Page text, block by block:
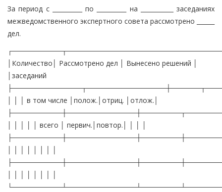
За период с __________ по __________ на ___________ заседаниях
межведомственного экспертного совета рассмотрено ______
дел.
│Количество│ Рассмотрено дел │ Вынесено решений │
│заседаний
│ │ │ в том числе │полож.│отриц. │отлож.│
│ │ │ │ │ всего │ первич.│повтор.│ │ │ │